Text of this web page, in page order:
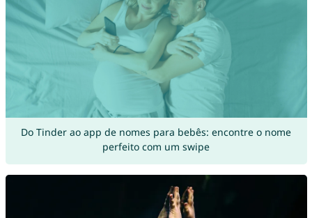
Do Tinder ao app de nomes para bebês: encontre o nome
perfeito com um swipe